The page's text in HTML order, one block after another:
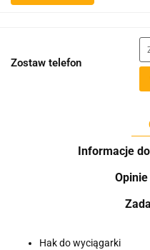
Zostaw telefon
Informacje
Hak do wyciągarki